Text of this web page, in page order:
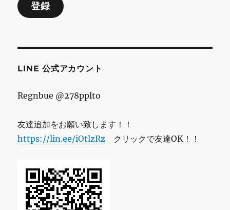
ア
ス
登録
LINE 公式アカウント
Regnbue @278pplto
友達追加をお願い致します！！
https://lin.ee/iOtlzRz クリックで友達OK！！